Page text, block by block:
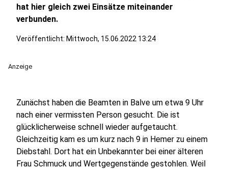
hat hier gleich zwei Einsätze miteinander
verbunden.
Veröffentlicht: Mittwoch, 15.06.2022 13:24
Anzeige
Zunächst haben die Beamten in Balve um etwa 9 Uhr
nach einer vermissten Person gesucht. Die ist
glücklicherweise schnell wieder aufgetaucht.
Gleichzeitig kam es um kurz nach 9 in Hemer zu einem
Diebstahl. Dort hat ein Unbekannter bei einer älteren
Frau Schmuck und Wertgegenstände gestohlen. Weil